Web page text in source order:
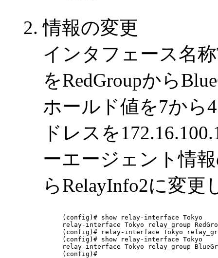
情報の変更
インタフェース名
をRedGroupから
ホールド値を7から
ドレスを
ーエージェント情
らRelayInfo2に変更
(config)# show relay-interface Tokyo
relay-interface Tokyo relay_group
(config)# relay-interface Tokyo
(config)# show relay-interface Tokyo
relay-interface Tokyo relay_group
(config)#